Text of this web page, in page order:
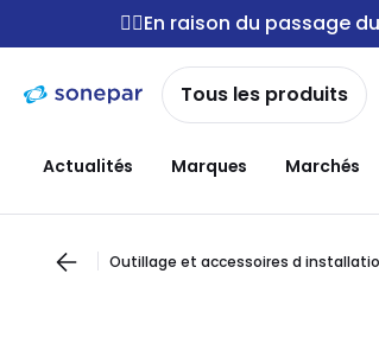
navigation
Passer
au
contenu
🚴‍♂️En raison du passage
Tous les produits
Actualités Marques Marchés
Outillage et accessoires d